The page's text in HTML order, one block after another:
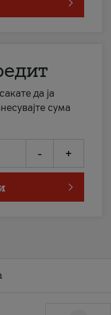
да ја
сума
- +